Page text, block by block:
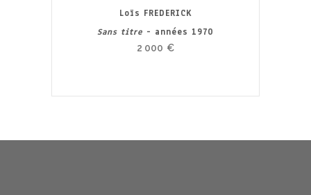
Loïs FREDERICK
Sans titre - années 1970
2 000 €